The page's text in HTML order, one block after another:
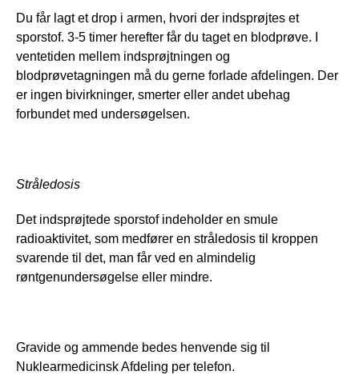
Du får lagt et drop i armen, hvori der indsprøjtes et
sporstof. 3-5 timer herefter får du taget en blodprøve. I
ventetiden mellem indsprøjtningen og
blodprøvetagningen må du gerne forlade afdelingen. Der
er ingen bivirkninger, smerter eller andet ubehag
forbundet med undersøgelsen.
Stråledosis
Det indsprøjtede sporstof indeholder en smule
radioaktivitet, som medfører en stråledosis til kroppen
svarende til det, man får ved en almindelig
røntgenundersøgelse eller mindre.
Gravide og ammende bedes henvende sig til
Nuklearmedicinsk Afdeling per telefon.